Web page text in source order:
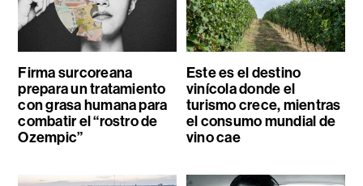
Firma surcoreana
prepara un tratamiento
con grasa humana para
combatir el “rostro de
Ozempic”
Este es el destino
vinícola donde el
turismo crece, mientras
el consumo mundial de
vino cae